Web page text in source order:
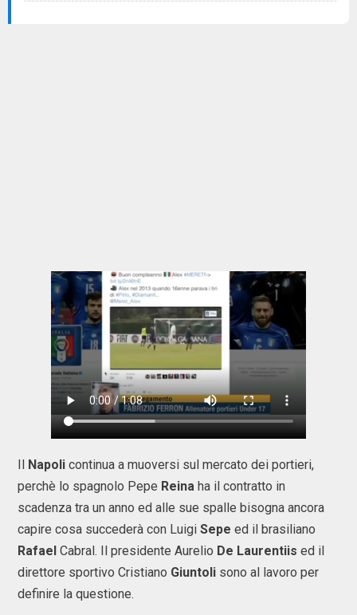
Il Napoli continua a muoversi sul mercato dei portieri,
perchè lo spagnolo Pepe Reina ha il contratto in
scadenza tra un anno ed alle sue spalle bisogna ancora
capire cosa succederà con Luigi Sepe ed il brasiliano
Rafael Cabral. Il presidente Aurelio De Laurentiis ed il
direttore sportivo Cristiano Giuntoli sono al lavoro per
definire la questione.